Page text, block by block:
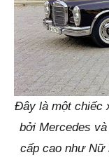
Đây là một chiếc
bởi Mercedes
cấp cao như Nữ